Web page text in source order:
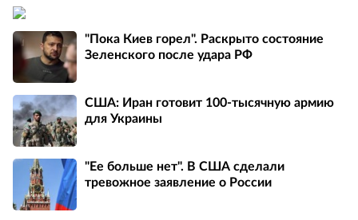
"Пока Киев горел". Раскрыто состояние
Зеленского после удара РФ
США: Иран готовит 100-тысячную армию
для Украины
"Ее больше нет". В США сделали
тревожное заявление о России